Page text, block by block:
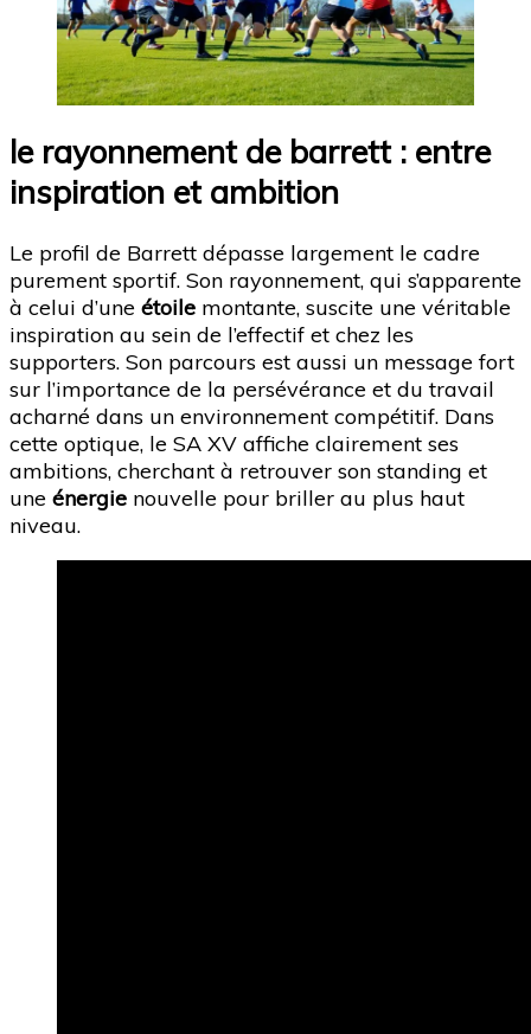
le rayonnement de barrett : entre
inspiration et ambition
Le profil de Barrett dépasse largement le cadre
purement sportif. Son rayonnement, qui s’apparente
à celui d’une étoile montante, suscite une véritable
inspiration au sein de l’effectif et chez les
supporters. Son parcours est aussi un message fort
sur l’importance de la persévérance et du travail
acharné dans un environnement compétitif. Dans
cette optique, le SA XV affiche clairement ses
ambitions, cherchant à retrouver son standing et
une énergie nouvelle pour briller au plus haut
niveau.